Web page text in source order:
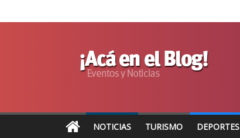
NOTICIAS TURISMO DEPORTES